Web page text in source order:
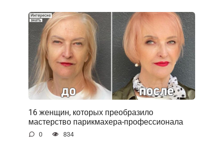
16 женщин, которых преобразило
мастерство парикмахера-профессионала
0 834